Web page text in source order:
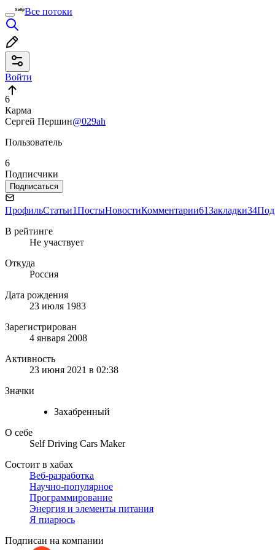
Все потоки
Войти
6
Карма
Сергей Першин@029ah
Пользователь
6
Подписчики
Подписаться
ПрофильСтатьи1ПостыНовостиКомментарии61Закладки34
В рейтинге
Не участвует
Откуда
Россия
Дата рождения
23 июля 1983
Зарегистрирован
4 января 2008
Активность
23 июня 2021 в 02:38
Значки
Захабренный
О себе
Self Driving Cars Maker
Состоит в хабах
Веб-разработка
Научно-популярное
Программирование
Энергия и элементы питания
Я пиарюсь
Подписан на компании